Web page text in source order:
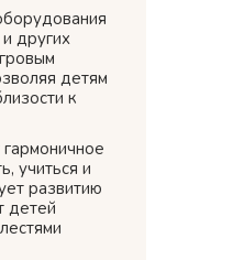
других
детям
к
учиться и
развитию
детей